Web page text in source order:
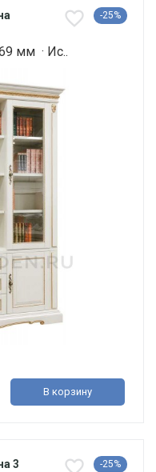
-25%
мм · Ис..
В корзину
3
-25%